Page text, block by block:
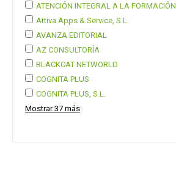
ATENCIÓN INTEGRAL A LA FORMACIÓN
Attiva Apps & Service, S.L.
AVANZA EDITORIAL
AZ CONSULTORÍA
BLACKCAT NETWORLD
COGNITA PLUS
COGNITA PLUS, S.L.
Mostrar 37 más